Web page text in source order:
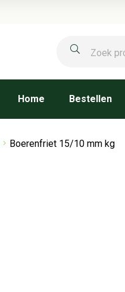
Home Bestellen
Boerenfriet 15/10 mm kg